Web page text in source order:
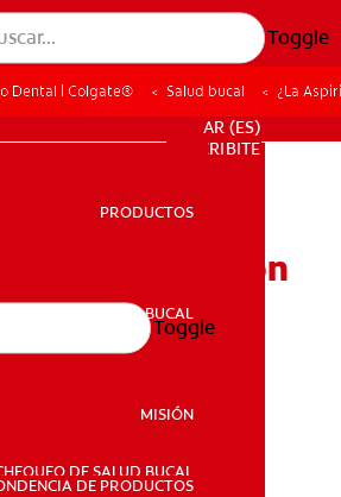
Toggle
SALUD BUCAL
PARA PROFESIONALES
AR (ES)
SUSCRIBITE
PRODUCTOS
SALUD BUCAL
MISIÓN
DE SALUD BUCAL
DE PRODUCTOS
Toggle
Dental | Colgate® Salud bucal ¿La
Causa Erosión